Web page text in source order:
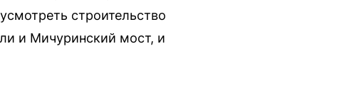
строительство
и Мичуринский мост, и